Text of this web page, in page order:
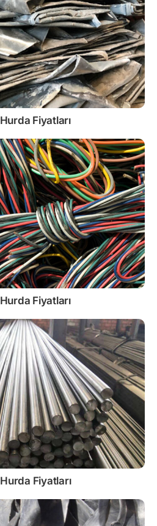
Hurda Fiyatları
Hurda Fiyatları
Hurda Fiyatları